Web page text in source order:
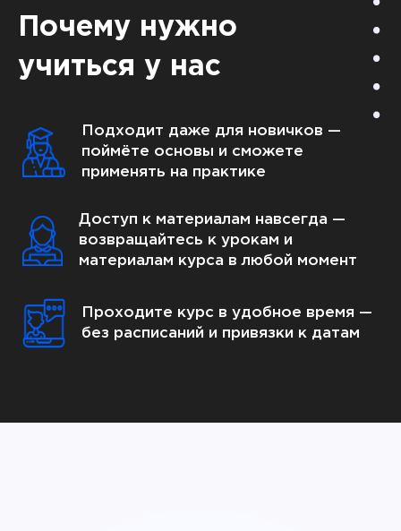
Почему нужно
учиться у нас
Подходит даже для новичков —
поймёте основы и сможете
применять на практике
Доступ к материалам навсегда —
возвращайтесь к урокам и
материалам курса в любой момент
Проходите курс в удобное время —
без расписаний и привязки к датам